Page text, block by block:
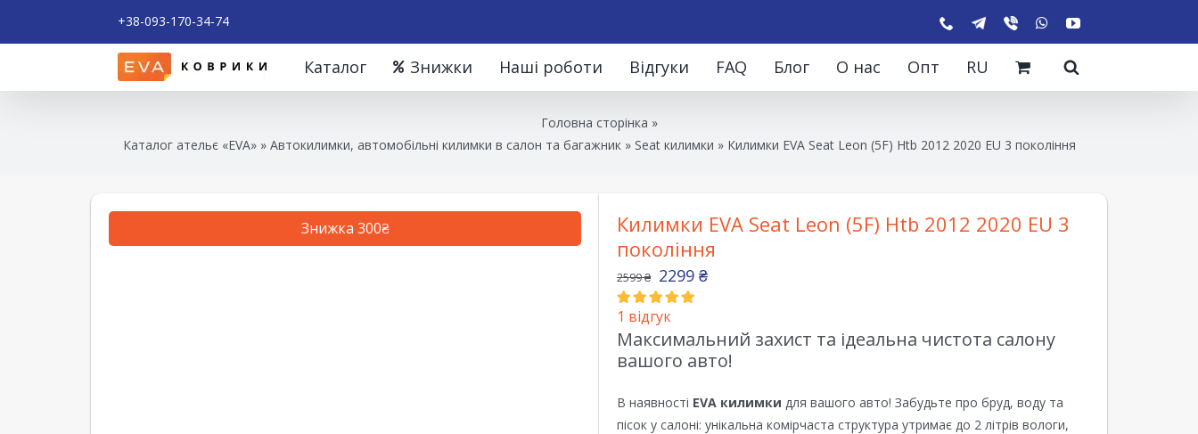
+38-093-170-34-74
Каталог Знижки Наші роботи Відгуки FAQ Блог О нас Опт RU
Головна сторінка »
Каталог ательє «EVA»» Автокилимки, автомобільні килимки в салон та багажник » Seat килимки » Килимки EVA Seat Leon (5F) Htb 2012 2020 EU 3 покоління
Знижка 300₴
Килимки EVA Seat Leon (5F) Htb 2012 2020 EU 3
покоління
2599₴ 2299 ₴
1 відгук
Максимальний захист та ідеальна чистота салону
вашого авто!
В наявності EVA килимки для вашого авто! Забудьте про бруд, воду та
пісок у салоні: унікальна комірчаста структура утримає до 2 літрів вологи,